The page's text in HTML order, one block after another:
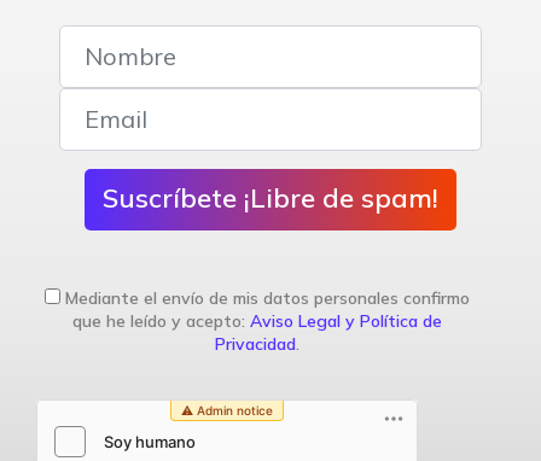
Suscríbete ¡Libre de spam!
Mediante el envío de mis datos personales confirmo
que he leído y acepto: Aviso Legal y Política de
Privacidad.